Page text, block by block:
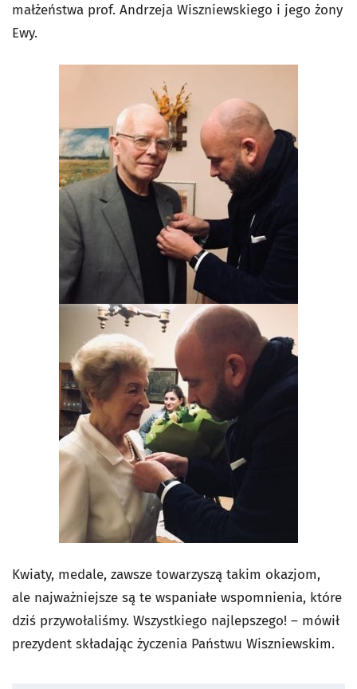
małżeństwa prof. Andrzeja Wiszniewskiego i jego żony
Ewy.
Kwiaty, medale, zawsze towarzyszą takim okazjom,
ale najważniejsze są te wspaniałe wspomnienia, które
dziś przywołaliśmy. Wszystkiego najlepszego! – mówił
prezydent składając życzenia Państwu Wiszniewskim.